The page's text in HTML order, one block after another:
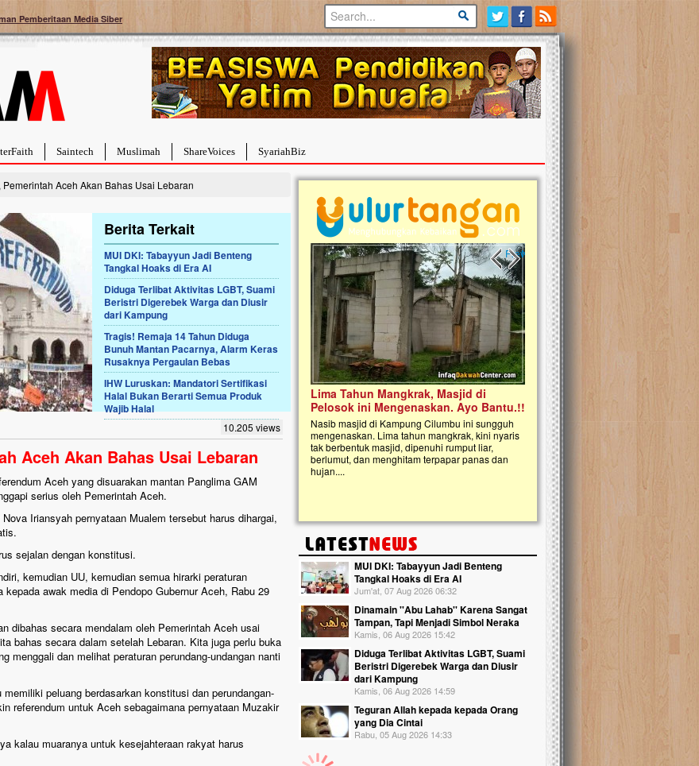
Pemberitaan Media Siber
Saintech Muslimah ShareVoices SyariahBiz
Aceh Akan Bahas Usai Lebaran
Berita Terkait
MUI DKI: Tabayyun Jadi Benteng
Tangkal Hoaks di Era AI
Diduga Terlibat Aktivitas LGBT, Suami
Beristri Digerebek Warga dan Diusir
dari Kampung
Tragis! Remaja 14 Tahun Diduga
Bunuh Mantan Pacarnya, Alarm Keras
Rusaknya Pergaulan Bebas
IHW Luruskan: Mandatori Sertifikasi
Halal Bukan Berarti Semua Produk
Wajib Halal
10.205 views
Aceh Akan Bahas Usai Lebaran
Aceh yang disuarakan mantan Panglima GAM
serius oleh Pemerintah Aceh.
Iriansyah pernyataan Mualem tersebut harus dihargai,
sejalan dengan konstitusi.
kemudian UU, kemudian semua hirarki peraturan
awak media di Pendopo Gubernur Aceh, Rabu 29
dibahas secara mendalam oleh Pemerintah Aceh usai
bahas secara dalam setelah Lebaran. Kita juga perlu buka
menggali dan melihat peraturan perundang-undangan nanti
peluang berdasarkan konstitusi dan perundangan-
referendum untuk Aceh sebagaimana pernyataan Muzakir
kalau muaranya untuk kesejahteraan rakyat harus
Previous slide
Next slide
Sembuh Dari
dengan
Meskipun baru
yang imut ini harus
yaitu tumor
Lima Tahun Mangkrak, Masjid di
Pelosok ini Mengenaskan. Ayo Bantu.!!
Nasib masjid di Kampung Cilumbu ini sungguh
mengenaskan. Lima tahun mangkrak, kini nyaris
berlumut, dan menghitam terpapar panas dan
Palestina Masih Berduka, Ayo Ulurkan
Tangan Bantu Mereka
Sahabat, Ulurtangan mari kirimkan dukungan
terbaikmu untuk warga Palestina di Gaza demi
menguatkan mereka menghadapi situasi
mencekam ini. Mari dukung mereka dengan
berdonasi dengan cara:...
Open Donasi Wakaf
Rumah Qur'an & TK Islam
Najjah di Jonggol
Saat ini, Ulurtangan bersama Yayasan
Najjahtul Islam Jonggol sedang
pembangunan Rumah Qur’an dan
kanak Islam Terpadu (TKIT) An Najjah
Gedung Majelis Taklim di Jonggol,...
MUI DKI: Tabayyun Jadi Benteng
Tangkal Hoaks di Era AI
Jum'at, 07 Aug 2026 06:32
Dinamain ''Abu Lahab'' Karena Sangat
Tampan, Tapi Menjadi Simbol Neraka
Kamis, 06 Aug 2026 15:42
Diduga Terlibat Aktivitas LGBT, Suami
Beristri Digerebek Warga dan Diusir
dari Kampung
Kamis, 06 Aug 2026 14:59
Teguran Allah kepada kepada Orang
yang Dia Cintai
Rabu, 05 Aug 2026 14:33